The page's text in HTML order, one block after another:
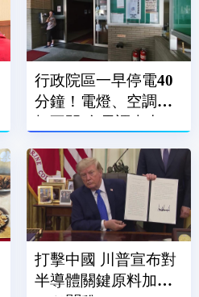
行政院區一早停電40
分鐘！電燈、空調全
打不開 台電調查中
打擊中國 川普宣布對
半導體關鍵原料加徵